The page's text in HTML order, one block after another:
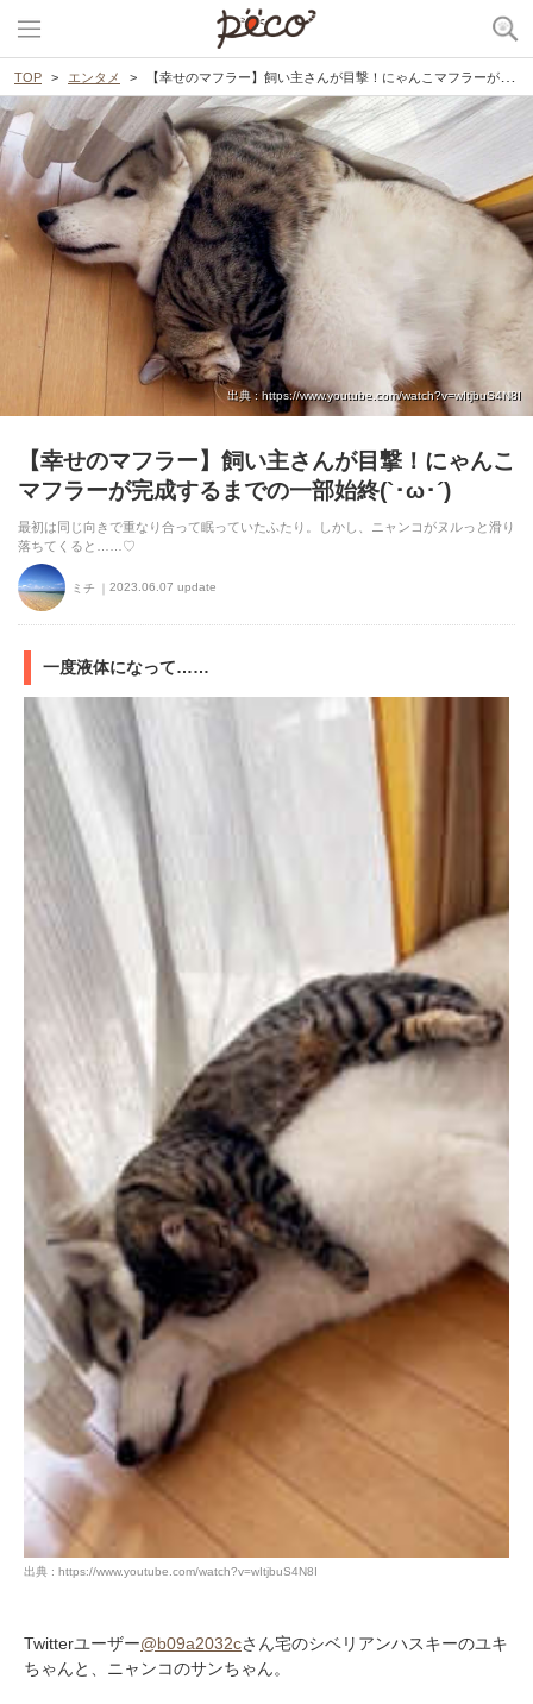
TOP エンタメ 【幸せのマフラー】飼い主さんが目撃！にゃんこマフラーが完成するまでの一部始終(`･ω･´)
出典 : https://www.youtube.com/watch?v=wItjbuS4N8I
【幸せのマフラー】飼い主さんが目撃！にゃんこ
マフラーが完成するまでの一部始終(`･ω･´)
最初は同じ向きで重なり合って眠っていたふたり。しかし、ニャンコがヌルっと滑り
落ちてくると……♡
ミチ 2023.06.07 update
一度液体になって……
出典 : https://www.youtube.com/watch?v=wItjbuS4N8I
Twitterユーザー@b09a2032cさん宅のシベリアンハスキーのユキ
ちゃんと、ニャンコのサンちゃん。